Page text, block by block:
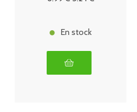
En stock